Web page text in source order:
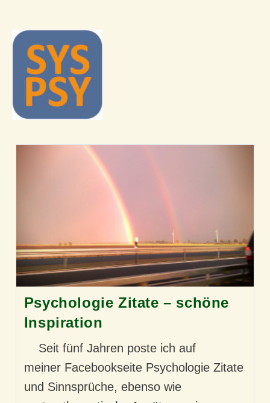
Psychologie Zitate – schöne
Inspiration
Seit fünf Jahren poste ich auf
meiner Facebookseite Psychologie Zitate
und Sinnsprüche, ebenso wie